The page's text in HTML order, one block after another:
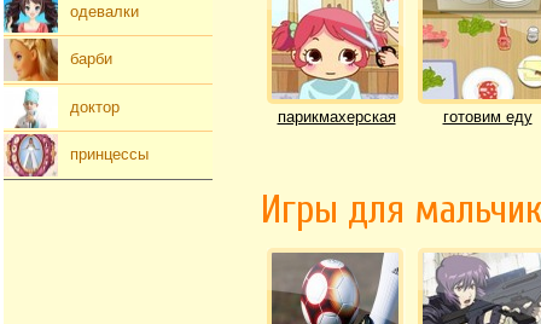
парикмахерская готовим еду
Игры для
одевалки
барби
доктор
принцессы